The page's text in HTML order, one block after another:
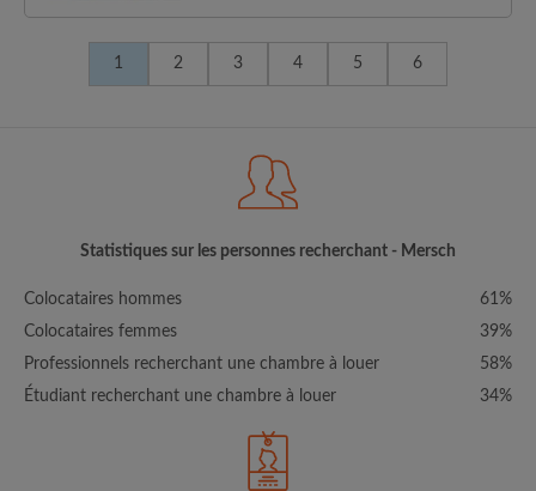
1 2 3 4 5 6
Statistiques sur les personnes recherchant - Mersch
Colocataires hommes
61%
Colocataires femmes
39%
Professionnels recherchant une chambre à louer
58%
Étudiant recherchant une chambre à louer
34%